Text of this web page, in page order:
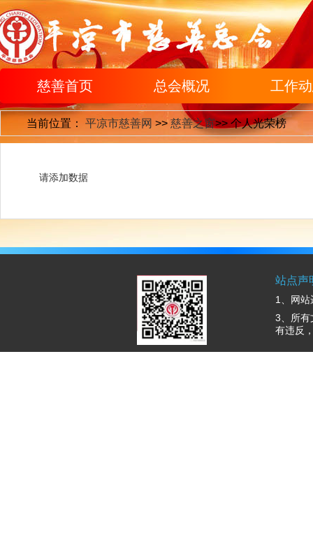
慈善首页 总会概况 工作
当前位置： 平凉市慈善网 >> 慈善之窗>>个人光荣榜
请添加数据
站点声
1、网
3、所有
有违反